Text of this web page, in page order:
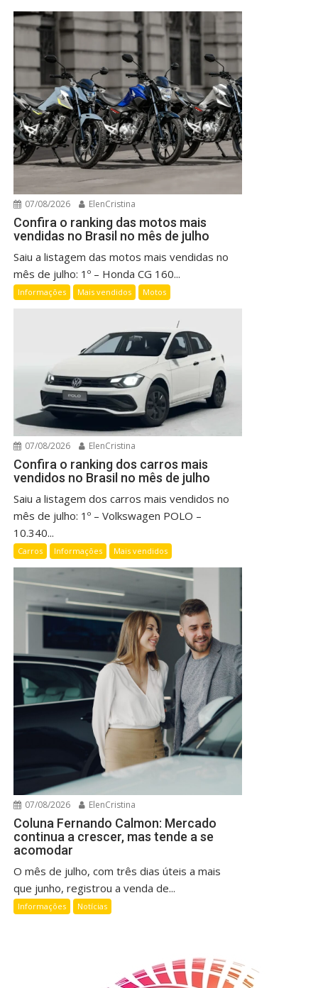
07/08/2026 ElenCristina
Confira o ranking das motos mais
vendidas no Brasil no mês de julho
Saiu a listagem das motos mais vendidas no
mês de julho: 1º – Honda CG 160...
Informações Mais vendidos Motos
07/08/2026 ElenCristina
Confira o ranking dos carros mais
vendidos no Brasil no mês de julho
Saiu a listagem dos carros mais vendidos no
mês de julho: 1º – Volkswagen POLO –
10.340...
Carros Informações Mais vendidos
07/08/2026 ElenCristina
Coluna Fernando Calmon: Mercado
continua a crescer, mas tende a se
acomodar
O mês de julho, com três dias úteis a mais
que junho, registrou a venda de...
Informações Notícias